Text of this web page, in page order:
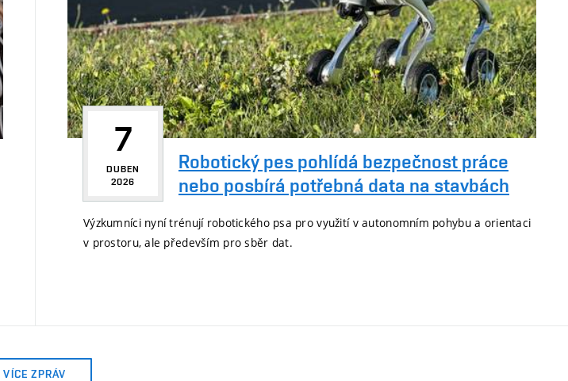
7
DUBEN
2026
Robotický pes pohlídá bezpečnost práce
nebo posbírá potřebná data na stavbách
Výzkumníci nyní trénují robotického psa pro využití v autonomním pohybu a orientaci
v prostoru, ale především pro sběr dat.
VÍCE ZPRÁV